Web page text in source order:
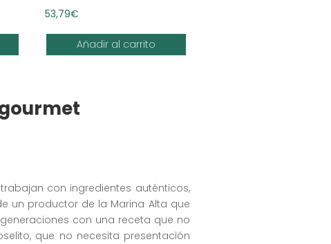
53,79€
Añadir al carrito
con ingredientes auténticos,
un productor de la Marina Alta que
con una receta que no
que no necesita presentación